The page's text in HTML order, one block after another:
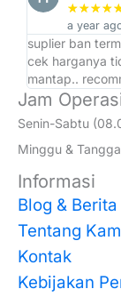
★★★★
a year
suplier ban
cek harganya
mantap..
Jam
Senin-Sabtu
Minggu &
Informasi
Blog & Berita
Tentang
Kontak
Kebijakan